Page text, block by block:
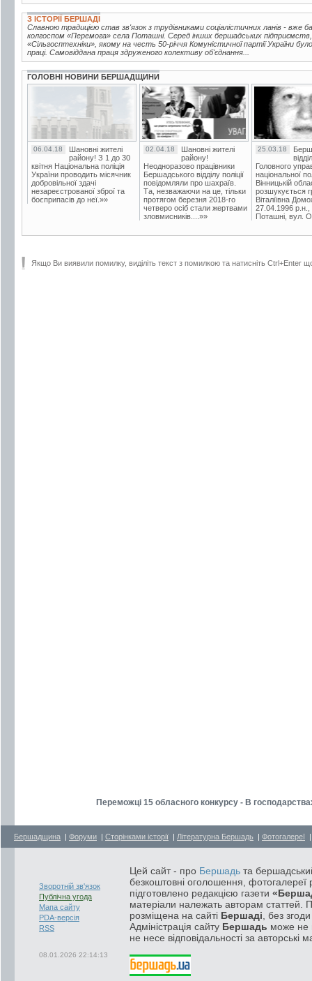
З ІСТОРІЇ БЕРШАДІ
Славною традицією став зв'язок з трудівниками соціалістичних ланів - вже
колгоспом «Перемога» села Поташні. Серед інших бершадських
«Сільгосптехніки», якому на честь 50-річчя Комуністичної партії України
праці. Самовіддана праця здруженого колективу об'єднання...
ГОЛОВНІ НОВИНИ БЕРШАДЩИНИ
06.04.18
Шановні жителі
району! З 1 до 30
квітня Національна поліція
України проводить місячник
добровільної здачі
незареєстрованої зброї та
боєприпасів до неї.»»
02.04.18
Шановні жителі
району!
Неодноразово працівники
Бершадського відділу поліції
повідомляли про шахраїв.
Та, незважаючи на це, тільки
протягом березня 2018-го
четверо осіб стали жертвами
зловмисників....»»
25.03.18
Головного
національної
Вінницькій
розшукується
Віталіївна
27.04.1996 р.н.,
Поташні, вул.
Якщо Ви виявили помилку, виділіть текст з помилкою та натисніть Ctrl+Enter
Переможці 15 обласного конкурсу - В
Бершадщина | Форуми | Сторінками історії | Літературна Бершадь | Фотогалереї
Зворотній зв'язок
Публічна угода
Мапа сайту
PDA-версія
RSS
08.01.2026 22:14:13
Цей сайт - про Бершадь та
безкоштовні оголошення, фотогалереї
підготовлено редакцією газети
матеріали належать авторам статтей.
розміщена на сайті Бершаді , без
Адміністрація сайту Бершадь може не
не несе відповідальності за авторські